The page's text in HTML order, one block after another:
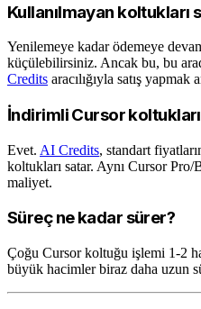
Kullanılmayan koltukları
Yenilemeye kadar ödemeye
küçülebilirsiniz. Ancak bu, bu
Credits aracılığıyla satış yapmak
İndirimli Cursor
Evet. AI Credits, standart
koltukları satar. Aynı Cursor
maliyet.
Süreç ne kadar sürer?
Çoğu Cursor koltuğu işlemi 1-2
büyük hacimler biraz daha uzun